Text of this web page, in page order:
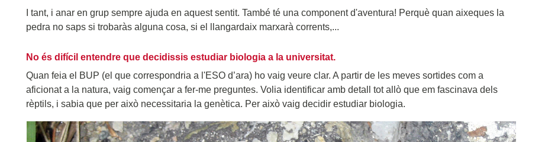
I tant, i anar en grup sempre ajuda en aquest sentit. També té una component d'aventura! Perquè quan aixeques la
pedra no saps si trobaràs alguna cosa, si el llangardaix marxarà corrents,...
No és difícil entendre que decidissis estudiar biologia a la universitat.
Quan feia el BUP (el que correspondria a l'ESO d’ara) ho vaig veure clar. A partir de les meves sortides com a
aficionat a la natura, vaig començar a fer-me preguntes. Volia identificar amb detall tot allò que em fascinava dels
rèptils, i sabia que per això necessitaria la genètica. Per això vaig decidir estudiar biologia.